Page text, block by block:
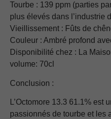
Tourbe : 139 ppm (parties
plus élevés dans l’industrie
Vieillissement : Fûts de
Couleur : Ambré profond
Disponibilité chez : La
volume: 70cl
Conclusion :
L’Octomore 13.3 61.1% est
passionnés de tourbe et les